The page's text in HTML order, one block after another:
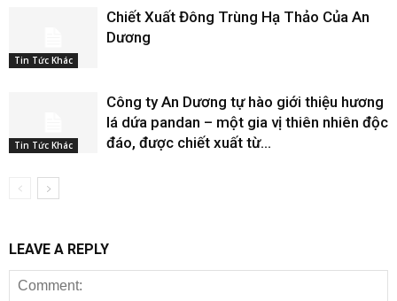
Tin Tức Khác
Chiết Xuất Đông Trùng Hạ Thảo Của An
Dương
Tin Tức Khác
Công ty An Dương tự hào giới thiệu hương
lá dứa pandan – một gia vị thiên nhiên độc
đáo, được chiết xuất từ...
LEAVE A REPLY